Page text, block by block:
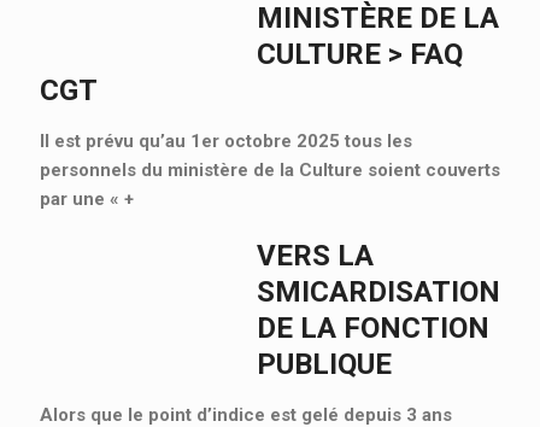
MINISTÈRE DE LA
CULTURE > FAQ
CGT
Il est prévu qu’au 1er octobre 2025 tous les
personnels du ministère de la Culture soient couverts
par une « +
VERS LA
SMICARDISATION
DE LA FONCTION
PUBLIQUE
Alors que le point d’indice est gelé depuis 3 ans